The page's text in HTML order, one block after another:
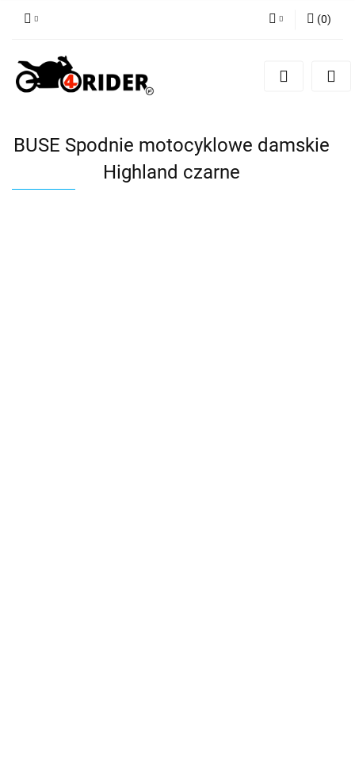
Zarejestruj się
(0)
BUSE Spodnie motocyklowe damskie
Highland czarne